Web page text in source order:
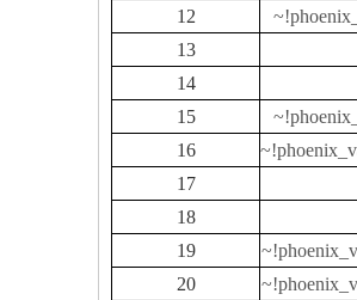
12
13
14
15
16
17
18
19
20